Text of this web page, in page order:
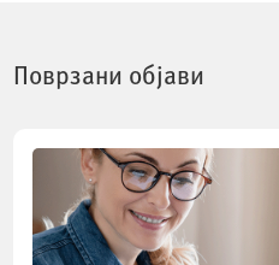
Поврзани објави